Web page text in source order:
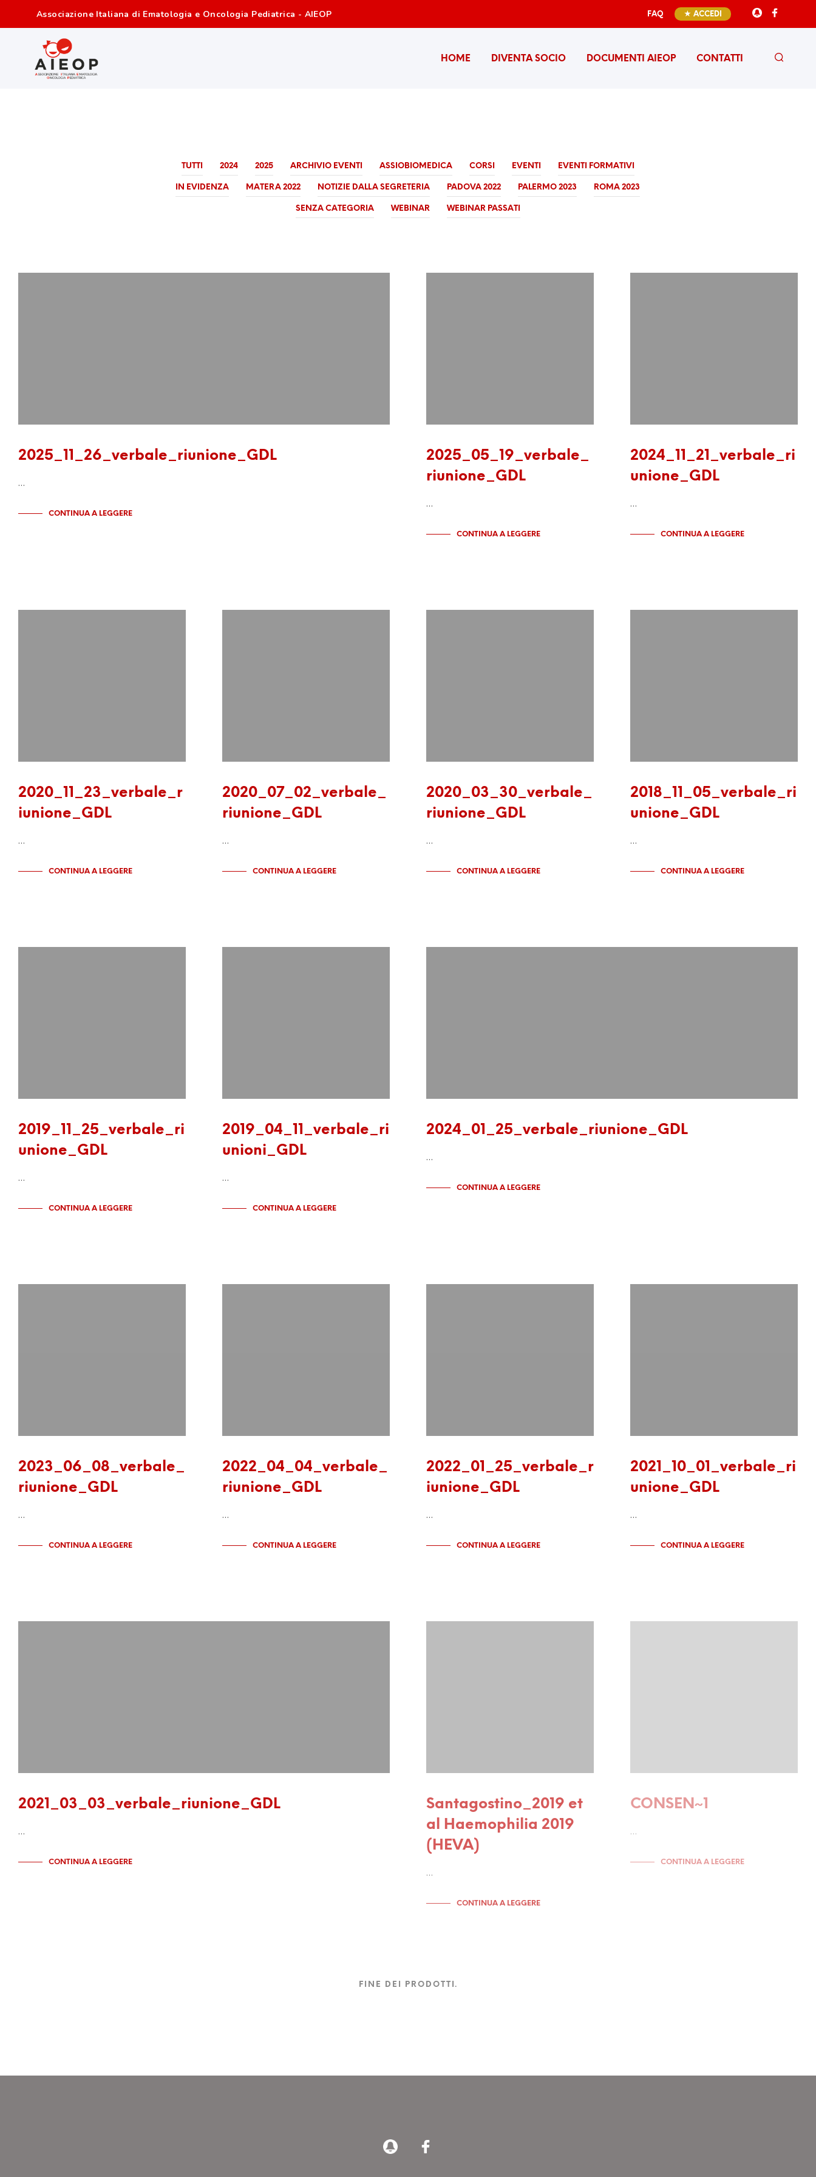
Associazione Italiana di Ematologia e Oncologia Pediatrica - AIEOP FAQ ★ ACCEDI
HOME DIVENTA SOCIO DOCUMENTI AIEOP CONTATTI
TUTTI 2024 2025 ARCHIVIO EVENTI ASSIOBIOMEDICA CORSI EVENTI EVENTI FORMATIVI
IN EVIDENZA MATERA 2022 NOTIZIE DALLA SEGRETERIA PADOVA 2022 PALERMO 2023 ROMA 2023
SENZA CATEGORIA WEBINAR WEBINAR PASSATI
2025_11_26_verbale_riunione_GDL
…
CONTINUA A LEGGERE
2025_05_19_verbale_
riunione_GDL
…
CONTINUA A LEGGERE
2024_11_21_verbale_ri
unione_GDL
…
CONTINUA A LEGGERE
2020_11_23_verbale_r
iunione_GDL
…
CONTINUA A LEGGERE
2020_07_02_verbale_
riunione_GDL
…
CONTINUA A LEGGERE
2020_03_30_verbale_
riunione_GDL
…
CONTINUA A LEGGERE
2018_11_05_verbale_ri
unione_GDL
…
CONTINUA A LEGGERE
2019_11_25_verbale_ri
unione_GDL
…
CONTINUA A LEGGERE
2019_04_11_verbale_ri
unioni_GDL
…
CONTINUA A LEGGERE
2024_01_25_verbale_riunione_GDL
…
CONTINUA A LEGGERE
2023_06_08_verbale_
riunione_GDL
…
CONTINUA A LEGGERE
2022_04_04_verbale_
riunione_GDL
…
CONTINUA A LEGGERE
2022_01_25_verbale_r
iunione_GDL
…
CONTINUA A LEGGERE
2021_10_01_verbale_ri
unione_GDL
…
CONTINUA A LEGGERE
2021_03_03_verbale_riunione_GDL
…
CONTINUA A LEGGERE
Santagostino_2019 et
al Haemophilia 2019
(HEVA)
…
CONTINUA A LEGGERE
CONSEN~1
…
CONTINUA A LEGGERE
FINE DEI PRODOTTI.